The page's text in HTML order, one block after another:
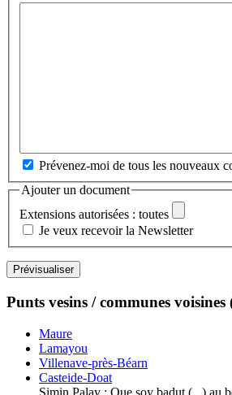
Prévenez-moi de tous les nouveaux
Ajouter un document
Extensions autorisées : toutes
Je veux recevoir la Newsletter
Punts vesins / communes
Maure
Lamayou
Villenave-près-Béarn
Casteide-Doat
Simin Palay : Que soy badut (...) au